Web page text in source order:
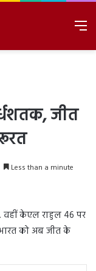
जीत
Less than a minute
वहीं केएल राहुल 46 पर
को अब जीत के